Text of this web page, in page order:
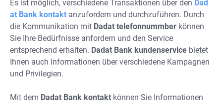
Es ist möglich, verschiedene Transaktionen über den Dad
at Bank kontakt anzufordern und durchzuführen. Durch
die Kommunikation mit Dadat telefonnummber können
Sie Ihre Bedürfnisse anfordern und den Service
entsprechend erhalten. Dadat Bank kundenservice bietet
Ihnen auch Informationen über verschiedene Kampagnen
und Privilegien.
Mit dem Dadat Bank kontakt können Sie Informationen